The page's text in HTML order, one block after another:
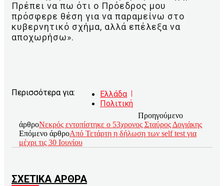
Πρέπει να πω ότι ο Πρόεδρος μου
πρόσφερε θέση για να παραμείνω στο
κυβερνητικό σχήμα, αλλά επέλεξα να
αποχωρήσω».
Περισσότερα για:
Ελλάδα
Πολιτική
Προηγούμενο
άρθροΝεκρός εντοπίστηκε ο 53χρονος Σταύρος Δογιάκης
Επόμενο άρθροΑπό Τετάρτη η δήλωση των self test για
μέχρι τις 30 Ιουνίου
ΣΧΕΤΙΚΑ ΑΡΘΡΑ